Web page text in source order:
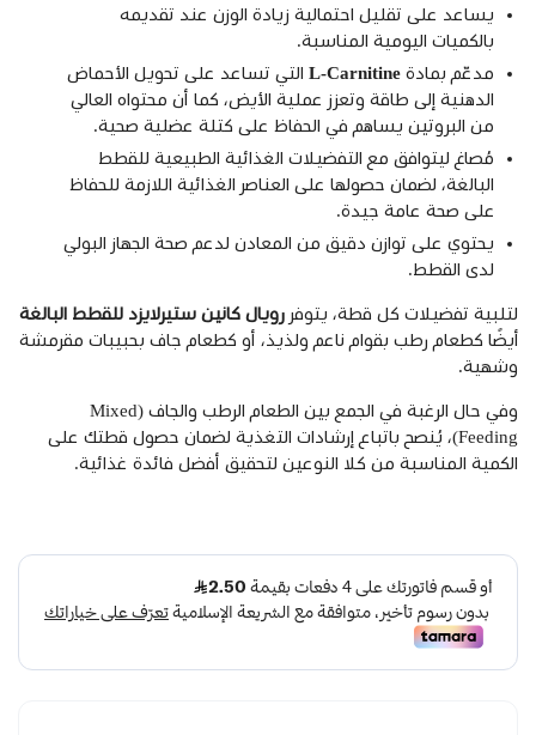
يساعد على تقليل احتمالية زيادة الوزن عند تقديمه
بالكميات اليومية المناسبة.
مدعّم بمادة L-Carnitine التي تساعد على تحويل الأحماض
الدهنية إلى طاقة وتعزز عملية الأيض، كما أن محتواه العالي
من البروتين يساهم في الحفاظ على كتلة عضلية صحية.
مُصاغ ليتوافق مع التفضيلات الغذائية الطبيعية للقطط
البالغة، لضمان حصولها على العناصر الغذائية اللازمة للحفاظ
على صحة عامة جيدة.
يحتوي على توازن دقيق من المعادن لدعم صحة الجهاز البولي
لدى القطط.
لتلبية تفضيلات كل قطة، يتوفر رويال كانين ستيرلايزد للقطط البالغة
أيضًا كطعام رطب بقوام ناعم ولذيذ، أو كطعام جاف بحبيبات مقرمشة
وشهية.
وفي حال الرغبة في الجمع بين الطعام الرطب والجاف (Mixed
Feeding)، يُنصح باتباع إرشادات التغذية لضمان حصول قطتك على
الكمية المناسبة من كلا النوعين لتحقيق أفضل فائدة غذائية.